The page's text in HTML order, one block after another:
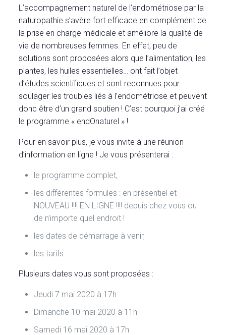
L’accompagnement naturel de l’endométriose par la
naturopathie s’avère fort efficace en complément de
la prise en charge médicale et améliore la qualité de
vie de nombreuses femmes. En effet, peu de
solutions sont proposées alors que l’alimentation, les
plantes, les huiles essentielles… ont fait l’objet
d’études scientifiques et sont reconnues pour
soulager les troubles liés à l’endométriose et peuvent
donc être d’un grand soutien ! C’est pourquoi j’ai créé
le programme « endOnaturel » !
Pour en savoir plus, je vous invite à une réunion
d’information en ligne ! Je vous présenterai :
le programme complet,
les différentes formules : en présentiel et
NOUVEAU !!!! EN LIGNE !!!! depuis chez vous ou
de n’importe quel endroit !
les dates de démarrage à venir,
les tarifs.
Plusieurs dates vous sont proposées :
Jeudi 7 mai 2020 à 17h
Dimanche 10 mai 2020 à 11h
Samedi 16 mai 2020 à 17h